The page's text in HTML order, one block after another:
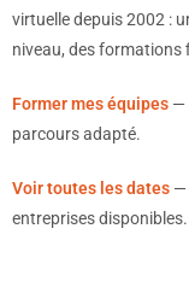
virtuelle depuis 2002 :
niveau, des formations
Former mes équipes —
parcours adapté.
Voir toutes les dates —
entreprises disponibles.